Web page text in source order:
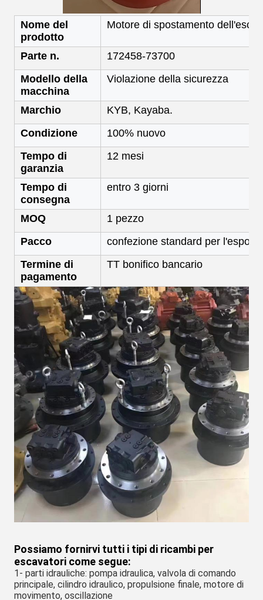
Nome del
prodotto
Motore di spostamento
Parte n.
172458-73700
Modello della
macchina
Violazione della sicurezza
Marchio
KYB, Kayaba.
Condizione
100% nuovo
Tempo di
garanzia
12 mesi
Tempo di
consegna
entro 3 giorni
MOQ
1 pezzo
Pacco
confezione standard per
Termine di
pagamento
TT bonifico bancario
Possiamo fornirvi tutti i tipi di ricambi per
escavatori come segue:
1- parti idrauliche: pompa idraulica, valvola di comando
principale, cilindro idraulico, propulsione finale, motore di
movimento, oscillazione